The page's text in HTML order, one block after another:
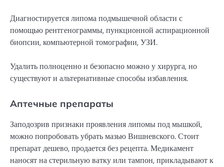
Диагностируется липома подмышечной области с
помощью рентгенограммы, пункционной аспирационной
биопсии, компьютерной томографии, УЗИ.
Удалить полноценно и безопасно можно у хирурга, но
существуют и альтернативные способы избавления.
Аптечные препараты
Заподозрив признаки проявления липомы под мышкой,
можно попробовать убрать мазью Вишневского. Стоит
препарат дешево, продается без рецепта. Медикамент
наносят на стерильную ватку или тампон, прикладывают к